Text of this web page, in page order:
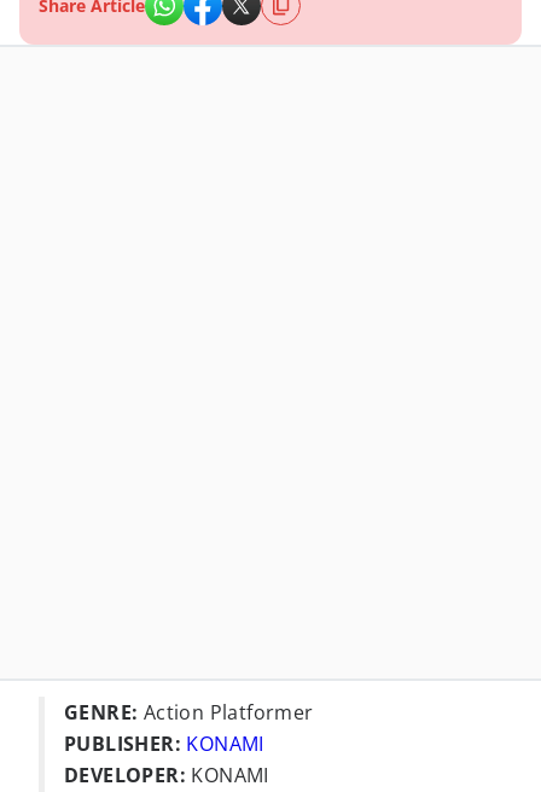
Share Article
GENRE: Action Platformer
PUBLISHER: KONAMI
DEVELOPER: KONAMI